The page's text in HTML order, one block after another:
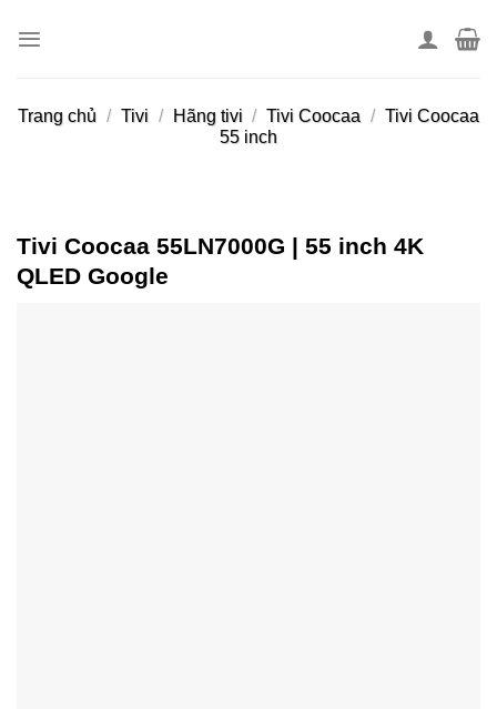
Trang chủ / Tivi / Hãng tivi / Tivi Coocaa / Tivi Coocaa
55 inch
Tivi Coocaa 55LN7000G | 55 inch 4K
QLED Google